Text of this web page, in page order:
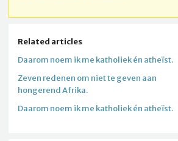
Related articles
Daarom noem ik me katholiek én atheïst.
Zeven redenen om niet te geven aan
hongerend Afrika.
Daarom noem ik me katholiek én atheïst.